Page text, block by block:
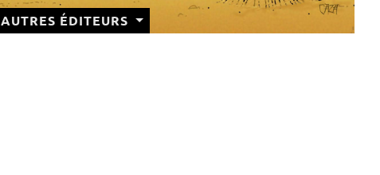
AUTRES ÉDITEURS